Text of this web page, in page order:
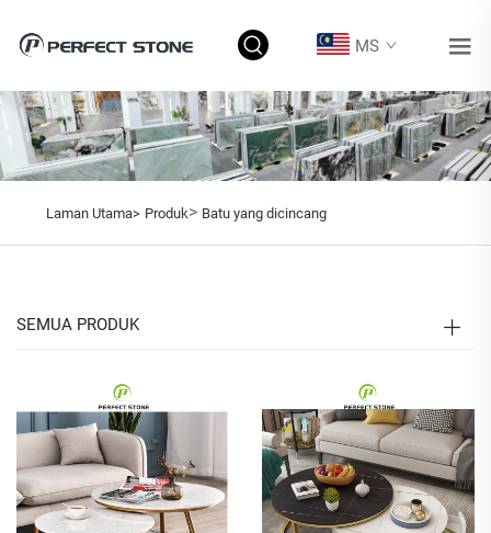
MS
Laman Utama> Produk> Batu yang dicincang
SEMUA PRODUK